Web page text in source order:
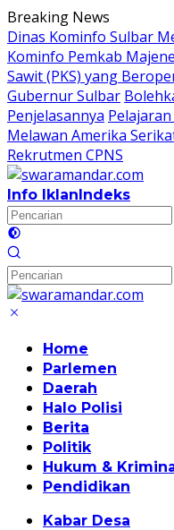
Langsung
ke
konten
Breaking News
Dinas Kominfo Sulbar
Kominfo Pemkab Majene
Sawit (PKS) yang
Gubernur Sulbar
Penjelasannya
Melawan Amerika
Rekrutmen CPNS
Info IklanIndeks
Home
Parlemen
Daerah
Halo Polisi
Berita
Politik
Hukum &
Pendidikan
Kabar Desa